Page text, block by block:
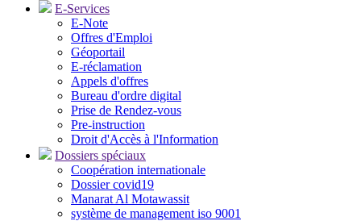
E-Services
E-Note
Offres d'Emploi
Géoportail
E-réclamation
Appels d'offres
Bureau d'ordre digital
Prise de Rendez-vous
Pre-instruction
Droit d'Accès à l'Information
Dossiers spéciaux
Coopération internationale
Dossier covid19
Manarat Al Motawassit
système de management iso 9001